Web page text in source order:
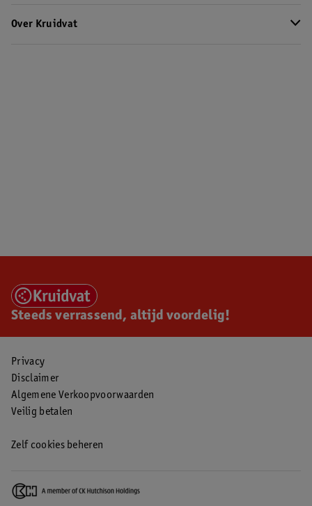
Over Kruidvat
Steeds verrassend, altijd voordelig!
Privacy
Disclaimer
Algemene Verkoopvoorwaarden
Veilig betalen
Zelf cookies beheren